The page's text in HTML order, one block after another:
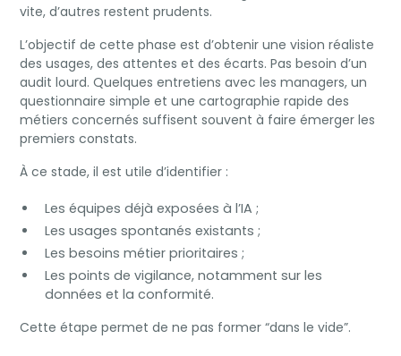
vite, d’autres restent prudents.
L’objectif de cette phase est d’obtenir une vision réaliste
des usages, des attentes et des écarts. Pas besoin d’un
audit lourd. Quelques entretiens avec les managers, un
questionnaire simple et une cartographie rapide des
métiers concernés suffisent souvent à faire émerger les
premiers constats.
À ce stade, il est utile d’identifier :
Les équipes déjà exposées à l’IA ;
Les usages spontanés existants ;
Les besoins métier prioritaires ;
Les points de vigilance, notamment sur les
données et la conformité.
Cette étape permet de ne pas former “dans le vide”.